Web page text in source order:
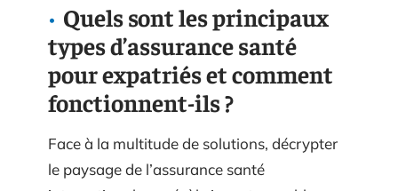
Quels sont les principaux
types d’assurance santé
pour expatriés et comment
fonctionnent-ils ?
Face à la multitude de solutions, décrypter
le paysage de l’assurance santé